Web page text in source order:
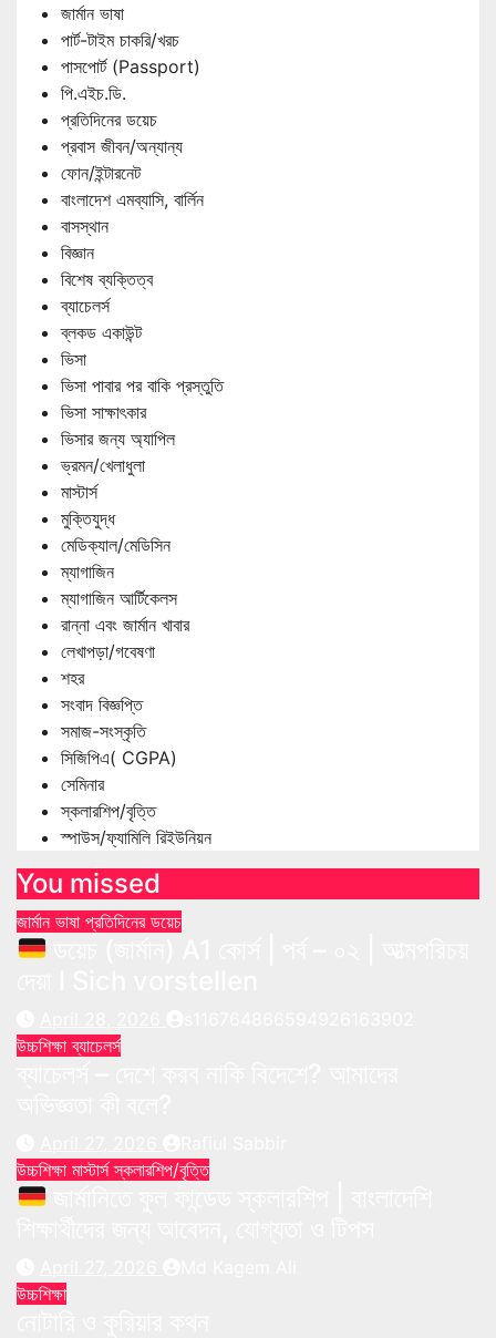
জার্মান ভাষা
পার্ট-টাইম চাকরি/খরচ
পাসপোর্ট (Passport)
পি.এইচ.ডি.
প্রতিদিনের ডয়েচ
প্রবাস জীবন/অন্যান্য
ফোন/ইন্টারনেট
বাংলাদেশ এমব্যাসি, বার্লিন
বাসস্থান
বিজ্ঞান
বিশেষ ব্যক্তিত্ব
ব্যাচেলর্স
ব্লকড একাউন্ট
ভিসা
ভিসা পাবার পর বাকি প্রস্তুতি
ভিসা সাক্ষাৎকার
ভিসার জন্য অ্যাপিল
ভ্রমন/খেলাধুলা
মাস্টার্স
মুক্তিযুদ্ধ
মেডিক্যাল/মেডিসিন
ম্যাগাজিন
ম্যাগাজিন আর্টিকেলস
রান্না এবং জার্মান খাবার
লেখাপড়া/গবেষণা
শহর
সংবাদ বিজ্ঞপ্তি
সমাজ-সংস্কৃতি
সিজিপিএ( CGPA)
সেমিনার
স্কলারশিপ/বৃত্তি
স্পাউস/ফ্যামিলি রিইউনিয়ন
You missed
জার্মান ভাষা প্রতিদিনের ডয়েচ
উচ্চশিক্ষাব্যাচেলর্স
উচ্চশিক্ষা মাস্টার্সস্কলারশিপ/বৃত্তি
উচ্চশিক্ষা